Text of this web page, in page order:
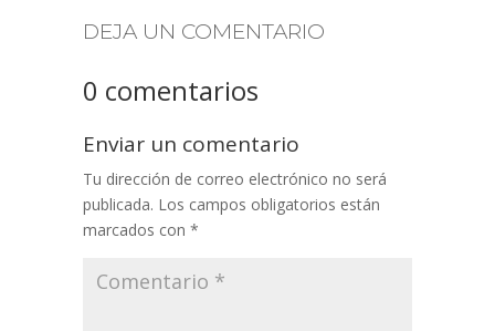
DEJA UN COMENTARIO
0 comentarios
Enviar un comentario
Tu dirección de correo electrónico no será
publicada. Los campos obligatorios están
marcados con *